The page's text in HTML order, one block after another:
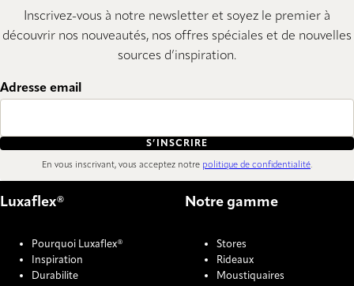
Inscrivez-vous à notre newsletter et soyez le premier à
découvrir nos nouveautés, nos offres spéciales et de nouvelles
sources d’inspiration.
Adresse email
S’INSCRIRE
En vous inscrivant, vous acceptez notre politique de confidentialité.
Luxaflex®
Pourquoi Luxaflex®
Inspiration
Durabilite
Notre gamme
Stores
Rideaux
Moustiquaires